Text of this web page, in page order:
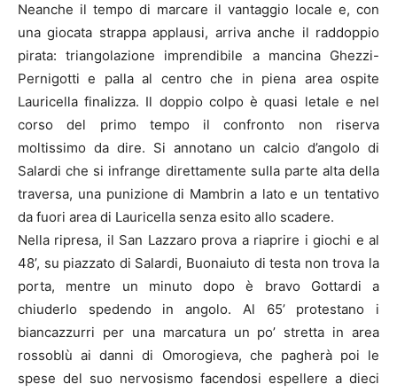
Neanche il tempo di marcare il vantaggio locale e, con
una giocata strappa applausi, arriva anche il raddoppio
pirata: triangolazione imprendibile a mancina Ghezzi-
Pernigotti e palla al centro che in piena area ospite
Lauricella finalizza. Il doppio colpo è quasi letale e nel
corso del primo tempo il confronto non riserva
moltissimo da dire. Si annotano un calcio d’angolo di
Salardi che si infrange direttamente sulla parte alta della
traversa, una punizione di Mambrin a lato e un tentativo
da fuori area di Lauricella senza esito allo scadere.
Nella ripresa, il San Lazzaro prova a riaprire i giochi e al
48’, su piazzato di Salardi, Buonaiuto di testa non trova la
porta, mentre un minuto dopo è bravo Gottardi a
chiuderlo spedendo in angolo. Al 65’ protestano i
biancazzurri per una marcatura un po’ stretta in area
rossoblù ai danni di Omorogieva, che pagherà poi le
spese del suo nervosismo facendosi espellere a dieci